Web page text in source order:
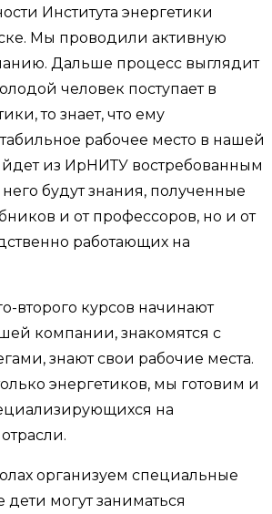
Института энергетики
Мы проводили активную
Дальше процесс выглядит
человек поступает в
то знает, что ему
рабочее место в нашей
из ИрНИТУ востребованным
будут знания, полученные
и от профессоров, но и от
работающих на
второго курсов начинают
компании, знакомятся с
знают свои рабочие места.
энергетиков, мы готовим и
на
организуем специальные
дети могут заниматься